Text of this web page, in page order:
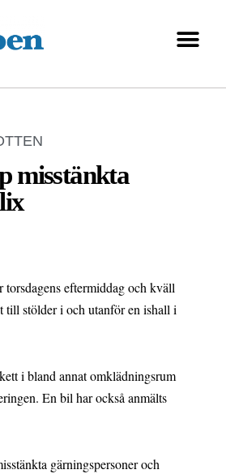
misstänkta
torsdagens eftermiddag och kväll
till stölder i och utanför en ishall i
i bland annat omklädningsrum
En bil har också anmälts
gärningspersoner och